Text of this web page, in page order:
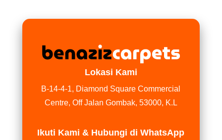
Lokasi Kami
B-14-4-1, Diamond Square Commercial
Centre, Off Jalan Gombak, 53000, K.L
Ikuti Kami & Hubungi di WhatsApp